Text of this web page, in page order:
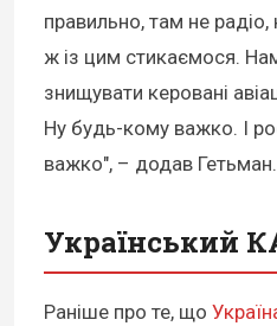
правильно, там не радіо,
ж із цим стикаємося.
знищувати керовані
Ну будь-кому важко. І
важко", – додав Гетьман.
Український
Раніше про те, що